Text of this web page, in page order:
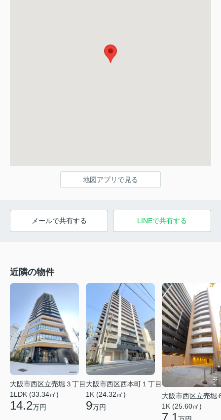
地図アプリで見る
メールで共有する LINEで共有する
近隣の物件
大阪市西区立売堀３丁目
1LDK (33.34㎡)
14.2万円
大阪市西区西本町１丁目
1K (24.32㎡)
9万円
大阪市西区立売堀
1K (25.60㎡)
7.1